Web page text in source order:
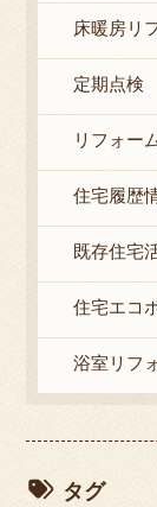
床暖房リ
定期点検
リフォー
住宅履歴
既存住宅
住宅エコ
浴室リフ
タグ